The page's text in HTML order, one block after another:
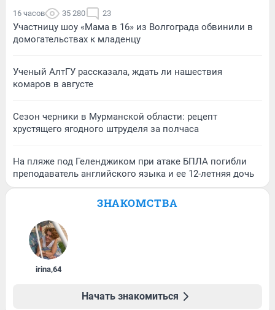
16 часов 35 280 23
Участницу шоу «Мама в 16» из Волгограда обвинили в
домогательствах к младенцу
Ученый АлтГУ рассказала, ждать ли нашествия
комаров в августе
Сезон черники в Мурманской области: рецепт
хрустящего ягодного штруделя за полчаса
На пляже под Геленджиком при атаке БПЛА погибли
преподаватель английского языка и ее 12-летняя дочь
ЗНАКОМСТВА
irina,64
Начать знакомиться